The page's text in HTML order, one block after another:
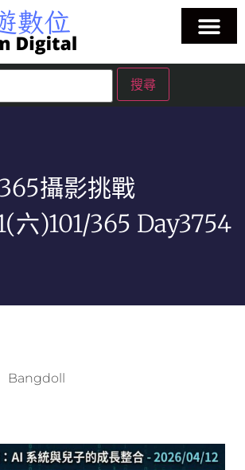
365攝影挑戰
六)101/365 Day3754
Bangdoll